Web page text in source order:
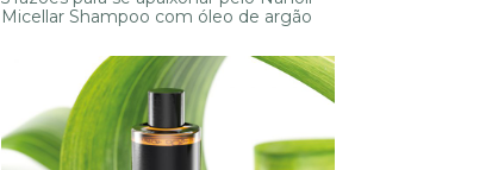
Micellar Shampoo com óleo de argão